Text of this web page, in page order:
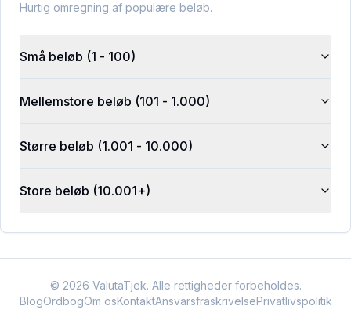
Hurtig omregning af populære beløb.
Små beløb (1 - 100)
Mellemstore beløb (101 - 1.000)
Større beløb (1.001 - 10.000)
Store beløb (10.001+)
© 2026 ValutaTjek. Alle rettigheder forbeholdes.
BlogOrdbogOm osKontaktAnsvarsfraskrivelsePrivatlivspolitik